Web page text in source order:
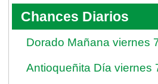
Chances Diarios
Dorado Mañana viernes
Antioqueñita Día viernes